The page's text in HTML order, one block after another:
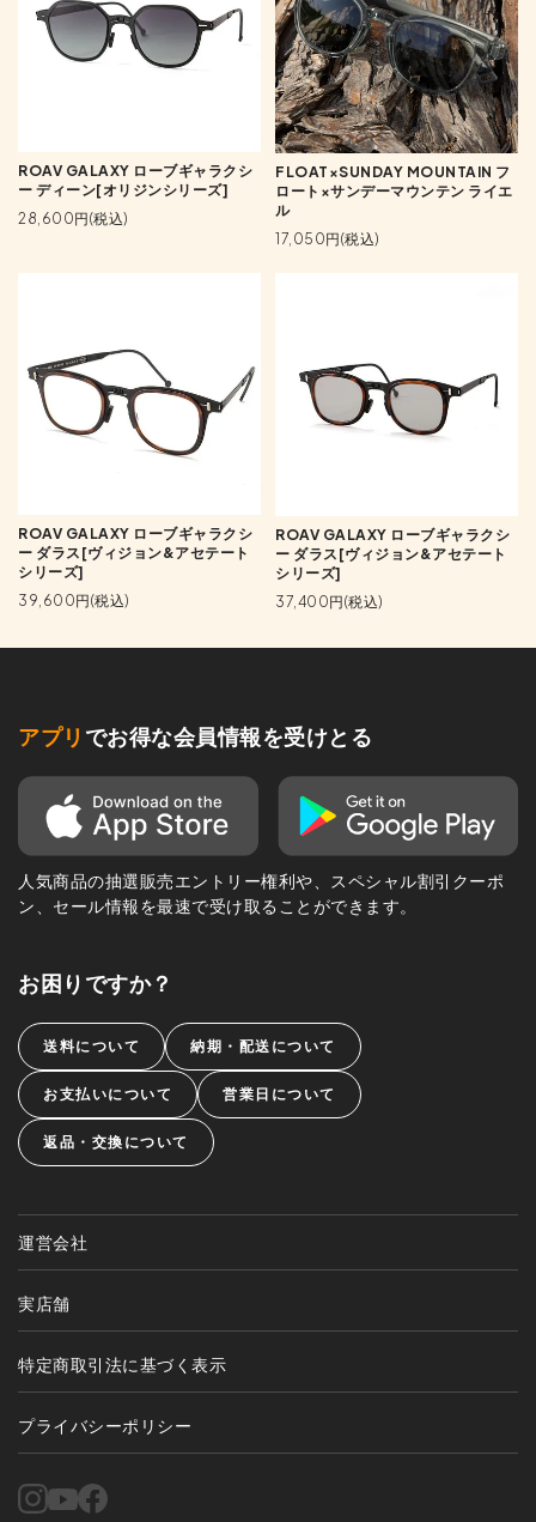
ROAV GALAXY ローブギャラクシ
ー ディーン[オリジンシリーズ]
28,600円(税込)
FLOAT×SUNDAY MOUNTAIN フ
ロート×サンデーマウンテン ライエ
ル
17,050円(税込)
ROAV GALAXY ローブギャラクシ
ー ダラス[ヴィジョン&アセテート
シリーズ]
39,600円(税込)
ROAV GALAXY ローブギャラクシ
ー ダラス[ヴィジョン&アセテート
シリーズ]
37,400円(税込)
アプリ でお得な会員情報を受けとる
人気商品の抽選販売エントリー権利や、スペシャル割引クーポ
ン、セール情報を最速で受け取ることができます。
お困りですか？
送料について 納期・配送について
お支払いについて 営業日について
返品・交換について
運営会社
実店舗
特定商取引法に基づく表示
プライバシーポリシー